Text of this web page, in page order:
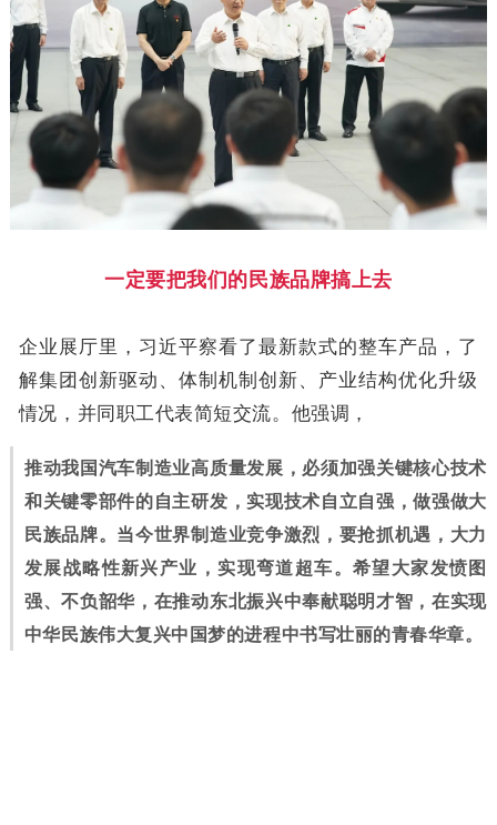
一定要把我们的民族品牌搞上去
企业展厅里，习近平察看了最新款式的整车产品，了
解集团创新驱动、体制机制创新、产业结构优化升级
情况，并同职工代表简短交流。他强调，
推动我国汽车制造业高质量发展，必须加强关键核心技术
和关键零部件的自主研发，实现技术自立自强，做强做大
民族品牌。当今世界制造业竞争激烈，要抢抓机遇，大力
发展战略性新兴产业，实现弯道超车。希望大家发愤图
强、不负韶华，在推动东北振兴中奉献聪明才智，在实现
中华民族伟大复兴中国梦的进程中书写壮丽的青春华章。